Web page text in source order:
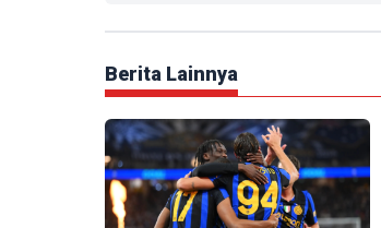
Berita Lainnya